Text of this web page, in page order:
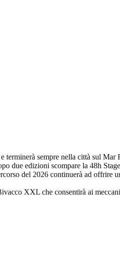
sempre nella città sul Mar
due edizioni scompare la 48h
del 2026 continuerà ad offrire
XXL che consentirà ai